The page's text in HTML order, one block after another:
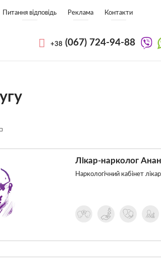
Питання відповідь Реклама Контакти
+38 (067) 724-94-88
Лікар-нарколог
Наркологічний кабінет